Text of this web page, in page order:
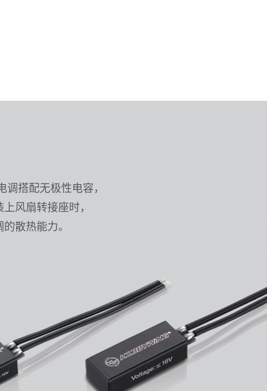
搭配无极性电容，
风扇转接座时，
散热能力。